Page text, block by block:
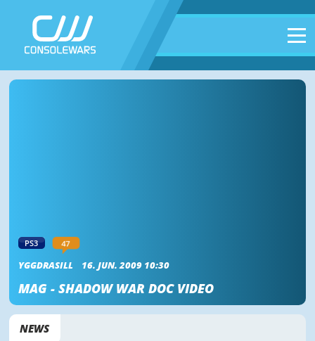
PS3 47
YGGDRASILL 16. JUN. 2009 10:30
MAG - SHADOW WAR DOC VIDEO
NEWS